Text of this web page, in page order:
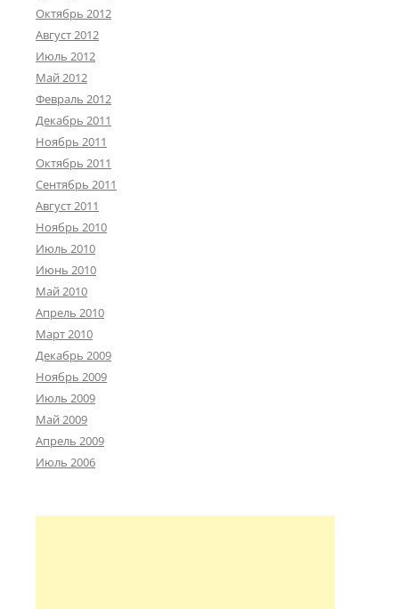
Октябрь 2012
Август 2012
Июль 2012
Май 2012
Февраль 2012
Декабрь 2011
Ноябрь 2011
Октябрь 2011
Сентябрь 2011
Август 2011
Ноябрь 2010
Июль 2010
Июнь 2010
Май 2010
Апрель 2010
Март 2010
Декабрь 2009
Ноябрь 2009
Июль 2009
Май 2009
Апрель 2009
Июль 2006